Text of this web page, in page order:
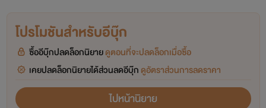
โปรโมชันสำหรับอีบุ๊ก
ซื้ออีบุ๊กปลดล็อกนิยายดูตอนที่จะปลดล็อกเมื่อซื้อ
เคยปลดล็อกนิยายได้ส่วนลดอีบุ๊ก ดูอัตราส่วนการลดราคา
ไปหน้านิยาย